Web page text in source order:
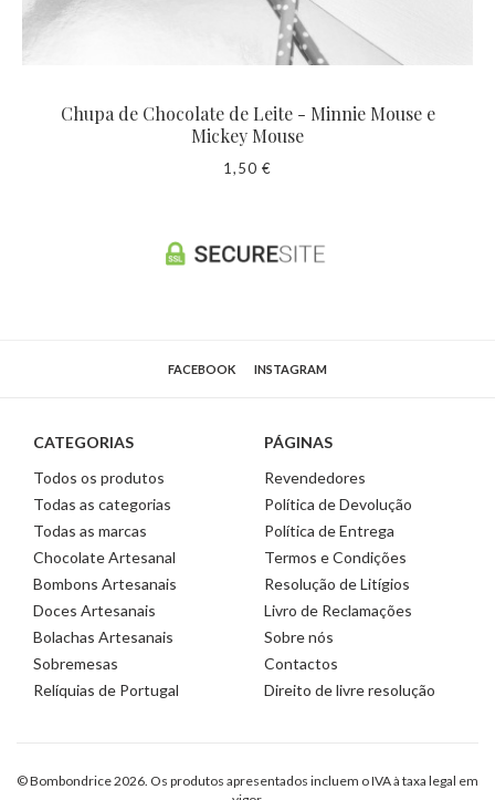
Chupa de Chocolate de Leite - Minnie Mouse e
Mickey Mouse
1,50 €
FACEBOOK INSTAGRAM
CATEGORIAS
Todos os produtos
Todas as categorias
Todas as marcas
Chocolate Artesanal
Bombons Artesanais
Doces Artesanais
Bolachas Artesanais
Sobremesas
Relíquias de Portugal
PÁGINAS
Revendedores
Política de Devolução
Política de Entrega
Termos e Condições
Resolução de Litígios
Livro de Reclamações
Sobre nós
Contactos
Direito de livre resolução
© Bombondrice 2026. Os produtos apresentados incluem o IVA à taxa legal em